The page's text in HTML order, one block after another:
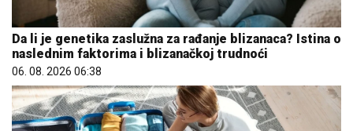
Da li je genetika zaslužna za rađanje blizanaca? Istina o
naslednim faktorima i blizanačkoj trudnoći
06. 08. 2026 06:38